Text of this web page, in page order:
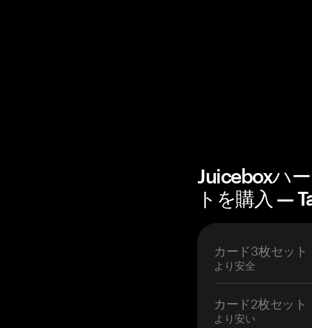
Juiceboxハ
トを購入 —
カード3枚セット
より安全
カード2枚セット
より安い